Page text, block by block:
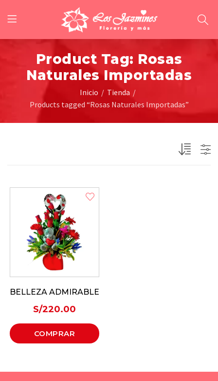
Product Tag: Rosas
Naturales Importadas
Inicio
Tienda
Products tagged “Rosas Naturales Importadas”
BELLEZA ADMIRABLE
S/220.00
COMPRAR